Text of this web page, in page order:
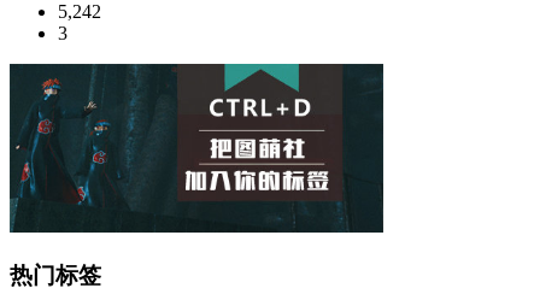
5,242
3
热门标签